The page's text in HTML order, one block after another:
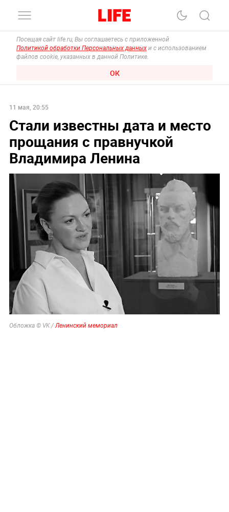
Посещая сайт life.ru, Вы соглашаетесь с приложенной
Политикой обработки Персональных данных и с использованием
файлов cookie, указанных в данной Политике.
ОК
11 мая, 20:55
Стали известны дата и место
прощания с правнучкой
Владимира Ленина
Обложка © VK /Ленинский мемориал